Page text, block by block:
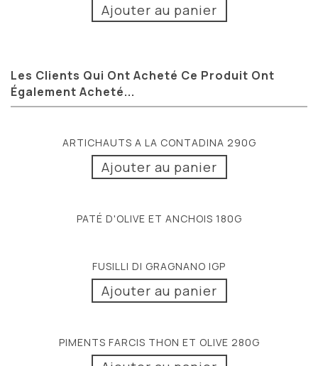
Ajouter au panier
Les Clients Qui Ont Acheté Ce Produit Ont
Également Acheté...
ARTICHAUTS A LA CONTADINA 290G
Ajouter au panier
PATÉ D'OLIVE ET ANCHOIS 180G
FUSILLI DI GRAGNANO IGP
Ajouter au panier
PIMENTS FARCIS THON ET OLIVE 280G